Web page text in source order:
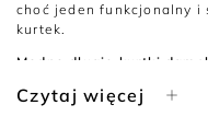
choć jeden funkcjonalny i
kurtek.
Modne długie kurtki
Tej zimy szczególnie
Czytaj więcej